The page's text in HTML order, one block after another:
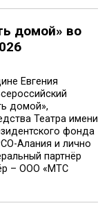
домой» во
Евгения
домой»,
Театра имени
фонда
Алания и лично
партнёр
– ООО «МТС